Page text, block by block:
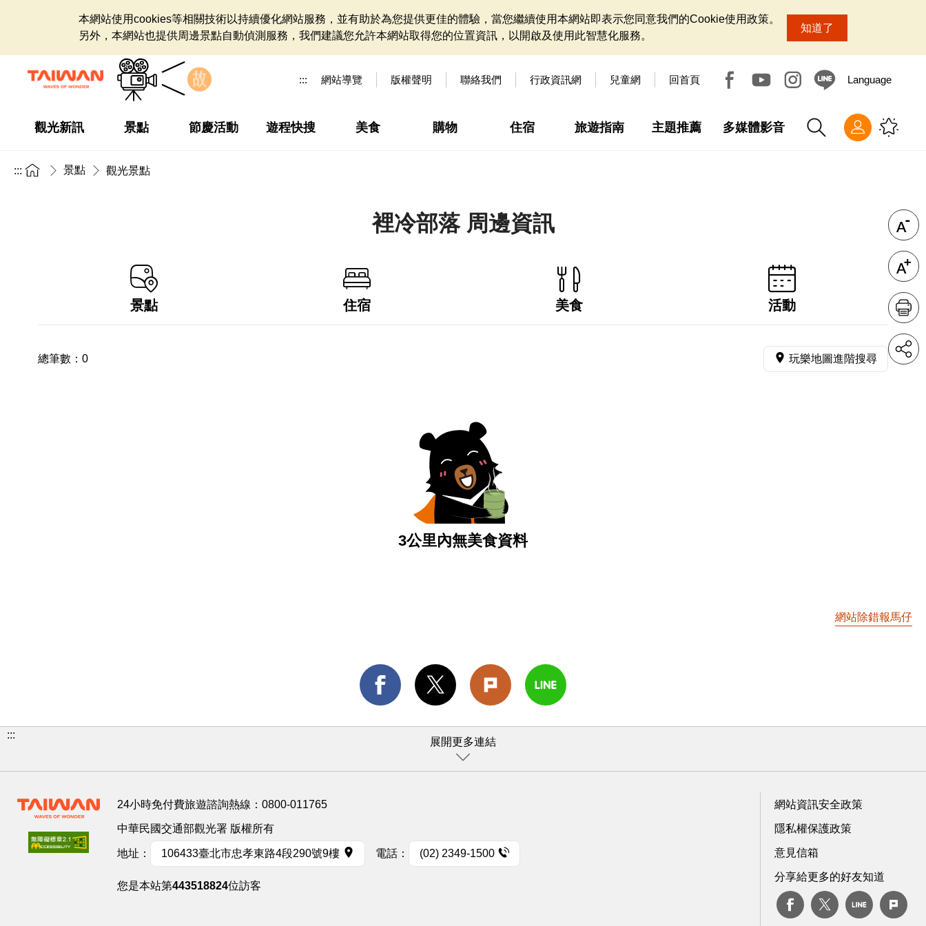
本網站使用cookies等相關技術以持續優化網站服務，並有助於為您提供更佳的體驗，當您繼續使用本網站即表示您同意我們的Cookie使用政策。
另外，本網站也提供周邊景點自動偵測服務，我們建議您允許本網站取得您的位置資訊，以開啟及使用此智慧化服務。
知道了
::: 網站導覽 版權聲明 聯絡我們 行政資訊網 兒童網 回首頁 Language
觀光新訊 景點 節慶活動 遊程快搜 美食 購物 住宿 旅遊指南 主題推薦 多媒體影音
::: 景點 觀光景點
裡冷部落 周邊資訊
景點 住宿 美食 活動
總筆數： 0 玩樂地圖進階搜尋
3公里內無美食資料
網站除錯報馬仔
:::
展開更多連結
24小時免付費旅遊諮詢熱線： 0800-011765
中華民國交通部觀光署 版權所有
地址： 106433臺北市忠孝東路4段290號9樓 電話： (02) 2349-1500
您是本站第443518824位訪客
網站資訊安全政策
隱私權保護政策
意見信箱
分享給更多的好友知道